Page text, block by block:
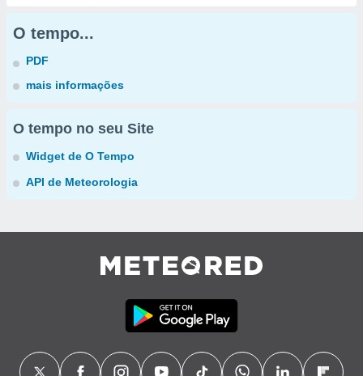
O tempo...
PDF
mais informações
O tempo no seu Site
Widget de O Tempo
API de Meteorologia